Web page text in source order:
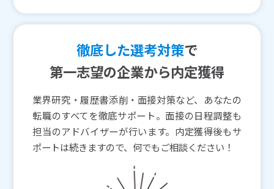
徹底した選考対策で
第一志望の企業から内定獲得
業界研究・履歴書添削・面接対策など、あなたの
転職のすべてを徹底サポート。面接の日程調整も
担当のアドバイザーが行います。内定獲得後もサ
ポートは続きますので、何でもご相談ください！